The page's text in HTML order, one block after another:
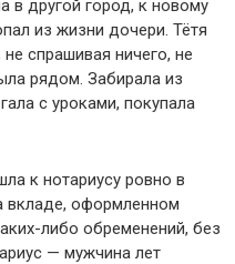
в другой город, к новому
из жизни дочери. Тётя
спрашивая ничего, не
рядом. Забирала из
с уроками, покупала
к нотариусу ровно в
вкладе, оформленном
либо обременений, без
— мужчина лет